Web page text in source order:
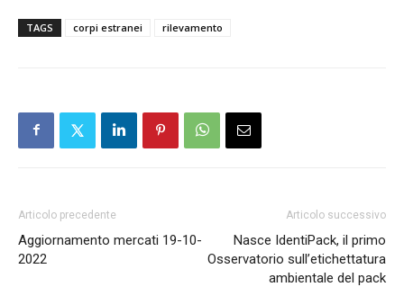
TAGS corpi estranei rilevamento
Articolo precedente
Aggiornamento mercati 19-10-
2022
Articolo successivo
Nasce IdentiPack, il primo
Osservatorio sull’etichettatura
ambientale del pack